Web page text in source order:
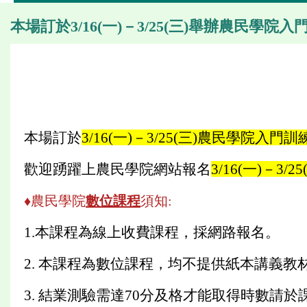
本場訂於3/16(一)－3/25(三)舉辦農民學院入
本場訂於3/16(一)－3/25(三)農民學院入門訓
歡迎踴躍上農民學院網站報名3/16(一)－3/
♦農民學院數位課程須知:
1.本課程為線上收費課程，採網路報名。
2. 本課程為數位課程，均不提供紙本講義教
3. 結業測驗需達70分及格才能取得時數請